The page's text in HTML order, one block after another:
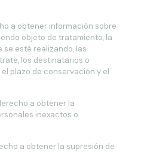
a obtener información sobre
objeto de tratamiento, la
esté realizando, las
los destinatarios o
plazo de conservación y el
a obtener la
inexactos o
a obtener la supresión de